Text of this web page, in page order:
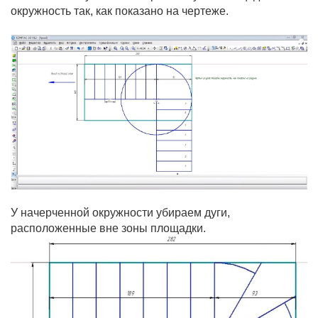
окружность так, как показано на чертеже.
У начерченной окружности убираем дуги,
расположенные вне зоны площадки.